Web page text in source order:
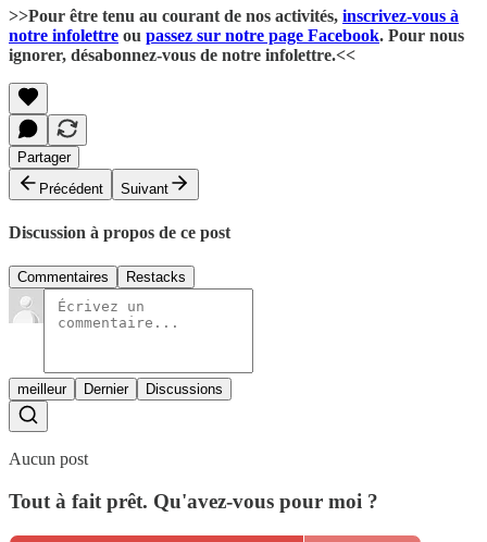
>>Pour être tenu au courant de nos activités, inscrivez-vous à
notre infolettre ou passez sur notre page Facebook. Pour nous
ignorer, désabonnez-vous de notre infolettre.<<
Partager
Précédent
Suivant
Discussion à propos de ce post
Commentaires Restacks
meilleur Dernier Discussions
Aucun post
Tout à fait prêt. Qu'avez-vous pour moi ?